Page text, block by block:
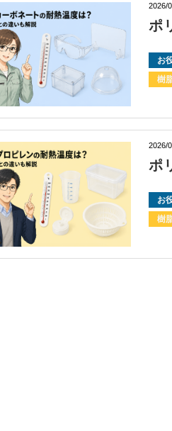
2026/
ポ
お
樹
2026/
ポ
お
樹